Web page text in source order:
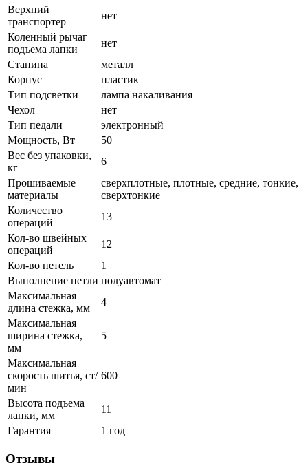
Верхний
транспортер
нет
Коленный рычаг
подъема лапки
нет
Станина
металл
Корпус
пластик
Тип подсветки
лампа накаливания
Чехол
нет
Тип педали
электронный
Мощность, Вт
50
Вес без упаковки,
кг
6
Прошиваемые
материалы
сверхплотные, плотные, средние, тонкие,
сверхтонкие
Количество
операций
13
Кол-во швейных
операций
12
Кол-во петель
1
Выполнение петли полуавтомат
Максимальная
длина стежка, мм
4
Максимальная
ширина стежка,
мм
5
Максимальная
скорость шитья, ст/
мин
600
Высота подъема
лапки, мм
11
Гарантия
1 год
Отзывы